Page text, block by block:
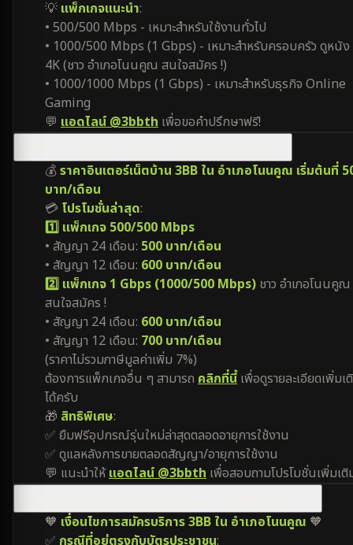
💡 แพ็กเกจแนะนำ:
• 500/500 Mbps - เหมาะสำหรับใช้งานทั่วไป
• 1000/500 Mbps (1 Gbps) - เหมาะสำหรับครอบครัว ดูหนัง
4K (ชาว อำเภอโนนคูณ สนใจสมัคร !)
• 1000/1000 Mbps (1 Gbps) - เหมาะสำหรับธุรกิจ Online
Gaming
💬 แอดไลน์ @3bbth เพื่อขอคำปรึกษาฟรี!
💰ราคาอินเตอร์เน็ตบ้าน 3BB ใน อำเภอโนนคูณ เริ่มต้นที่
บาท/เดือน
💳 โปรโมชั่นล่าสุด:
1️⃣ แพ็กเกจ 500/500 Mbps
• สัญญา 24 เดือน: 500 บาท/เดือน
• สัญญา 12 เดือน: 600 บาท/เดือน
2️⃣ แพ็กเกจ 1 Gbps (1000/500 Mbps) ชาว อำเภอโนนคูณ
สนใจสมัคร !
• สัญญา 24 เดือน: 600 บาท/เดือน
• สัญญา 12 เดือน: 700 บาท/เดือน
(ราคาไม่รวมภาษีมูลค่าเพิ่ม 7%)
ต้องการแพ็กเกจอื่น ๆ สามารถ คลิกที่นี้เพื่อดูรายละเอียดเพิ่มเ
ได้ครับ
🎁 สิทธิพิเศษ:
✅ ยืมฟรีอุปกรณ์รุ่นใหม่ล่าสุดตลอดอายุการใช้งาน
✅ ดูแลหลังการขายตลอดสัญญา/อายุการใช้งาน
💬 แนะนำให้แอดไลน์ @3bbth เพื่อสอบถามโปรโมชั่นเพิ่มเติ
🧡 เงื่อนไขการสมัครบริการ 3BB ใน อำเภอโนนคูณ 🧡